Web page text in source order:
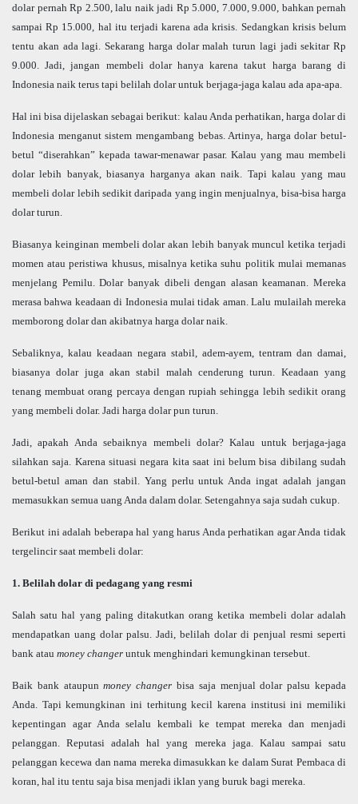
dolar pernah Rp 2.500, lalu naik jadi Rp 5.000, 7.000, 9.000, bahkan pernah
sampai Rp 15.000, hal itu terjadi karena ada krisis. Sedangkan krisis belum
tentu akan ada lagi. Sekarang harga dolar malah turun lagi jadi sekitar Rp
9.000. Jadi, jangan membeli dolar hanya karena takut harga barang di
Indonesia naik terus tapi belilah dolar untuk berjaga-jaga kalau ada apa-apa.
Hal ini bisa dijelaskan sebagai berikut: kalau Anda perhatikan, harga dolar di
Indonesia menganut sistem mengambang bebas. Artinya, harga dolar betul-
betul “diserahkan” kepada tawar-menawar pasar. Kalau yang mau membeli
dolar lebih banyak, biasanya harganya akan naik. Tapi kalau yang mau
membeli dolar lebih sedikit daripada yang ingin menjualnya, bisa-bisa harga
dolar turun.
Biasanya keinginan membeli dolar akan lebih banyak muncul ketika terjadi
momen atau peristiwa khusus, misalnya ketika suhu politik mulai memanas
menjelang Pemilu. Dolar banyak dibeli dengan alasan keamanan. Mereka
merasa bahwa keadaan di Indonesia mulai tidak aman. Lalu mulailah mereka
memborong dolar dan akibatnya harga dolar naik.
Sebaliknya, kalau keadaan negara stabil, adem-ayem, tentram dan damai,
biasanya dolar juga akan stabil malah cenderung turun. Keadaan yang
tenang membuat orang percaya dengan rupiah sehingga lebih sedikit orang
yang membeli dolar. Jadi harga dolar pun turun.
Jadi, apakah Anda sebaiknya membeli dolar? Kalau untuk berjaga-jaga
silahkan saja. Karena situasi negara kita saat ini belum bisa dibilang sudah
betul-betul aman dan stabil. Yang perlu untuk Anda ingat adalah jangan
memasukkan semua uang Anda dalam dolar. Setengahnya saja sudah cukup.
Berikut ini adalah beberapa hal yang harus Anda perhatikan agar Anda tidak
tergelincir saat membeli dolar:
1. Belilah dolar di pedagang yang resmi
Salah satu hal yang paling ditakutkan orang ketika membeli dolar adalah
mendapatkan uang dolar palsu. Jadi, belilah dolar di penjual resmi seperti
bank atau money changer untuk menghindari kemungkinan tersebut.
Baik bank ataupunmoney changer bisa saja menjual dolar palsu kepada
Anda. Tapi kemungkinan ini terhitung kecil karena institusi ini memiliki
kepentingan agar Anda selalu kembali ke tempat mereka dan menjadi
pelanggan. Reputasi adalah hal yang mereka jaga. Kalau sampai satu
pelanggan kecewa dan nama mereka dimasukkan ke dalam Surat Pembaca di
koran, hal itu tentu saja bisa menjadi iklan yang buruk bagi mereka.